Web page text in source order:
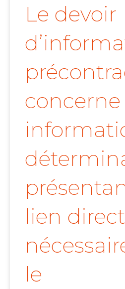
Le devoir
concerne
lien
le